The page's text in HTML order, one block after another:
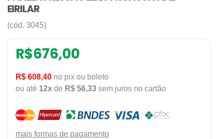
EIRILAR
(cód. 3045)
R$676,00
R$ 608,40 no pix ou boleto
ou até 12x de R$ 56,33 sem juros no cartão
mais formas de pagamento